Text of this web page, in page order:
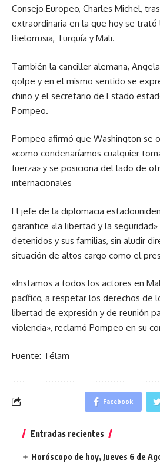
Consejo Europeo, Charles Michel,
extraordinaria en la que hoy se trató
Bielorrusia, Turquía y Mali.
También la canciller alemana,
golpe y en el mismo sentido se
chino y el secretario de Estado
Pompeo.
Pompeo afirmó que Washington se
«como condenaríamos cualquier
fuerza» y se posiciona del lado de
internacionales
El jefe de la diplomacia
garantice «la libertad y la
detenidos y sus familias, sin aludir
situación de altos cargo como el
«Instamos a todos los actores en
pacífico, a respetar los derechos de
libertad de expresión y de reunión
violencia», reclamó Pompeo en su
Fuente: Télam
Facebook
Entradas recientes
Horóscopo de hoy, Jueves 6 de